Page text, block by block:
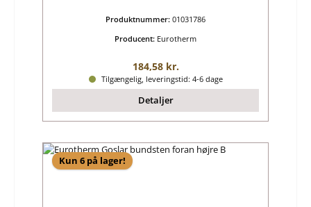
Produktnummer: 01031786
Producent: Eurotherm
Almindelig pris:
184,58 kr.
Tilgængelig, leveringstid: 4-6 dage
Detaljer
Kun 6 på lager!